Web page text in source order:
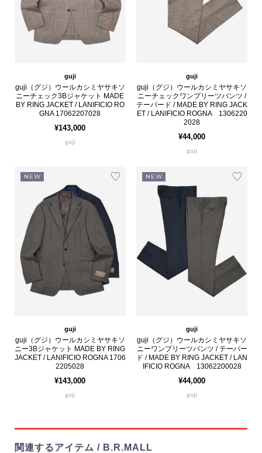
guji
guji（グジ）ウールカシミヤサキソ
ニーチェック3Bジャケット MADE
BY RING JACKET / LANIFICIO RO
GNA 17062207028
¥143,000
guji
guji
guji（グジ）ウールカシミヤサキソ
ニーチェックワンプリーツパンツ /
テーパード / MADE BY RING JACK
ET / LANIFICIO ROGNA 1306220
2028
¥44,000
guji
NEW
guji
guji（グジ）ウールカシミヤサキソ
ニー3Bジャケット MADE BY RING
JACKET / LANIFICIO ROGNA 1706
2205028
¥143,000
guji
NEW
guji
guji（グジ）ウールカシミヤサキソ
ニーワンプリーツパンツ / テーパー
ド / MADE BY RING JACKET / LAN
IFICIO ROGNA 13062200028
¥44,000
guji
関連するアイテム / B.R.MALL